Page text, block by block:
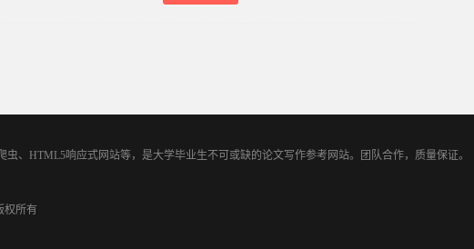
、HTML5响应式网站等，是大学毕业生不可或缺的论文写作参考网站。团队合作，质量保证。
权所有